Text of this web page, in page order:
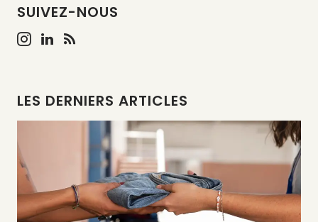
SUIVEZ-NOUS
LES DERNIERS ARTICLES